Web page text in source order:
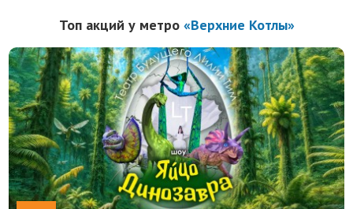
Топ акций у метро «Верхние Котлы»